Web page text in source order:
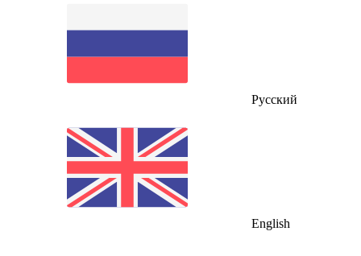
Русский
English